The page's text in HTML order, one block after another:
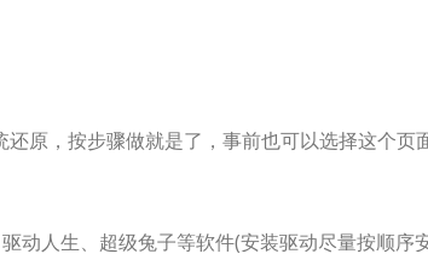
原，按步骤做就是了，事前也可以选择这个页
动人生、超级兔子等软件(安装驱动尽量按顺序